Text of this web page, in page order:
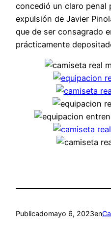
concedió un claro penal
expulsión de Javier
que de ser consagrado
prácticamente
Publicadomayo 6, 2023en